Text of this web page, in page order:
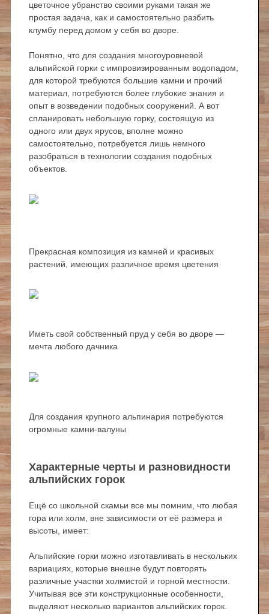
цветочное убранство своими руками такая же
простая задача, как и самостоятельно разбить
клумбу перед домом у себя во дворе.
Понятно, что для создания многоуровневой
альпийской горки с импровизированным водопадом,
для которой требуются большие камни и прочий
материал, потребуются более глубокие знания и
опыт в возведении подобных сооружений. А вот
спланировать небольшую горку, состоящую из
одного или двух ярусов, вполне можно
самостоятельно, потребуется лишь немного
разобраться в технологии создания подобных
объектов.
Прекрасная композиция из камней и красивых
растений, имеющих различное время цветения
Иметь свой собственный пруд у себя во дворе —
мечта любого дачника
Для создания крупного альпинария потребуются
огромные камни-валуны
Характерные черты и разновидности
альпийских горок
Ещё со школьной скамьи все мы помним, что любая
гора или холм, вне зависимости от её размера и
высоты, имеет:
Альпийские горки можно изготавливать в нескольких
вариациях, которые внешне будут повторять
различные участки холмистой и горной местности.
Учитывая все эти конструкционные особенности,
выделяют несколько вариантов альпийских горок.